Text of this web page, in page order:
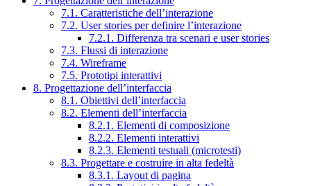
7.1. Caratteristiche dell’interazione
7.2. User stories per definire l’interazione
7.2.1. Differenza tra scenari e user stories
7.3. Flussi di interazione
7.4. Wireframe
7.5. Prototipi interattivi
8. Progettazione dell’interfaccia
8.1. Obiettivi dell’interfaccia
8.2. Elementi dell’interfaccia
8.2.1. Elementi di composizione
8.2.2. Elementi interattivi
8.2.3. Elementi testuali (microtesti)
8.3. Progettare e costruire in alta fedeltà
8.3.1. Layout di pagina